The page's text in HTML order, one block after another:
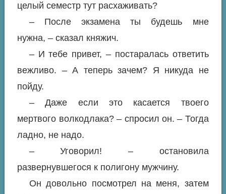
целый семестр тут расхаживать?
– После экзамена ты будешь мне
нужна, – сказал княжич.
– И тебе привет, – постаралась ответить
вежливо. – А теперь зачем? Я никуда не
пойду.
– Даже если это касается твоего
мертвого волкодлака? – спросил он. – Тогда
ладно, не надо.
– Уговорил! – остановила
развернувшегося к полигону мужчину.
Он довольно посмотрел на меня, затем